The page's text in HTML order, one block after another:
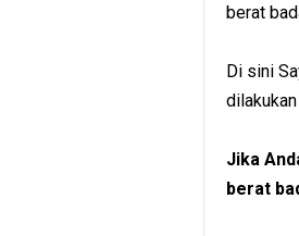
berat
Di sini
Jika
berat